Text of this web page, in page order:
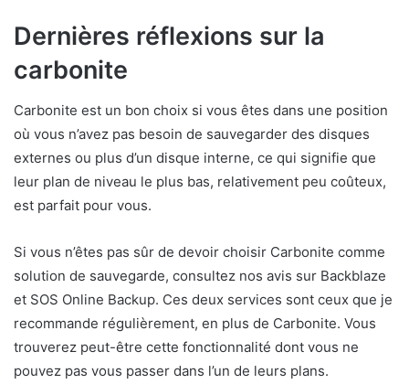
Dernières réflexions sur la
carbonite
Carbonite est un bon choix si vous êtes dans une position
où vous n’avez pas besoin de sauvegarder des disques
externes ou plus d’un disque interne, ce qui signifie que
leur plan de niveau le plus bas, relativement peu coûteux,
est parfait pour vous.
Si vous n’êtes pas sûr de devoir choisir Carbonite comme
solution de sauvegarde, consultez nos avis sur Backblaze
et SOS Online Backup. Ces deux services sont ceux que je
recommande régulièrement, en plus de Carbonite. Vous
trouverez peut-être cette fonctionnalité dont vous ne
pouvez pas vous passer dans l’un de leurs plans.